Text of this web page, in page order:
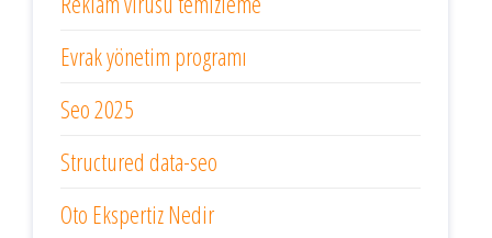
Evrak yönetim programı
Seo 2025
Structured data-seo
Oto Ekspertiz Nedir